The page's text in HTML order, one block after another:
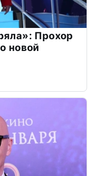
Прохор
новой